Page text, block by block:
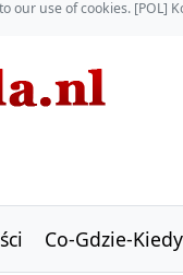
our use of cookies.
Co-Gdzie-Kiedy